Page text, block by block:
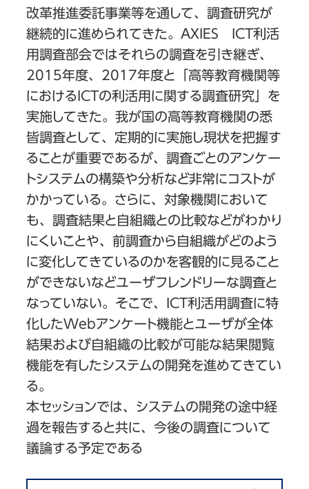
改革推進委託事業等を通して、調査研究が
継続的に進められてきた。AXIES ICT利活
用調査部会ではそれらの調査を引き継ぎ、
2015年度、2017年度と「高等教育機関等
におけるICTの利活用に関する調査研究」を
実施してきた。我が国の高等教育機関の悉
皆調査として、定期的に実施し現状を把握す
ることが重要であるが、調査ごとのアンケー
トシステムの構築や分析など非常にコストが
かかっている。さらに、対象機関において
も、調査結果と自組織との比較などがわかり
にくいことや、前調査から自組織がどのよう
に変化してきているのかを客観的に見ること
ができないなどユーザフレンドリーな調査と
なっていない。そこで、ICT利活用調査に特
化したWebアンケート機能とユーザが全体
結果および自組織の比較が可能な結果閲覧
機能を有したシステムの開発を進めてきてい
る。
本セッションでは、システムの開発の途中経
過を報告すると共に、今後の調査について
議論する予定である